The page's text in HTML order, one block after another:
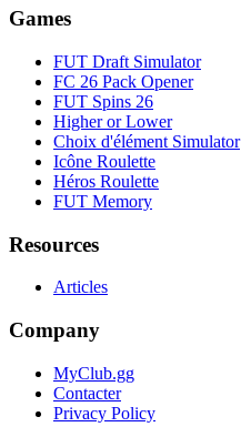
Games
FUT Draft Simulator
FC 26 Pack Opener
FUT Spins 26
Higher or Lower
Choix d'élément Simulator
Icône Roulette
Héros Roulette
FUT Memory
Resources
Articles
Company
MyClub.gg
Contacter
Privacy Policy